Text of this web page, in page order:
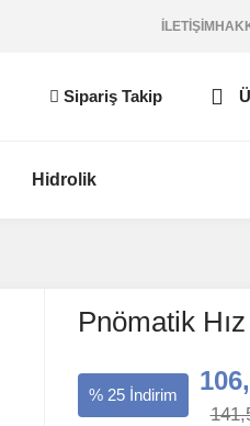
İLETİŞİM
Sipariş Takip
Hidrolik
Pnömatik
% 25 İndirim